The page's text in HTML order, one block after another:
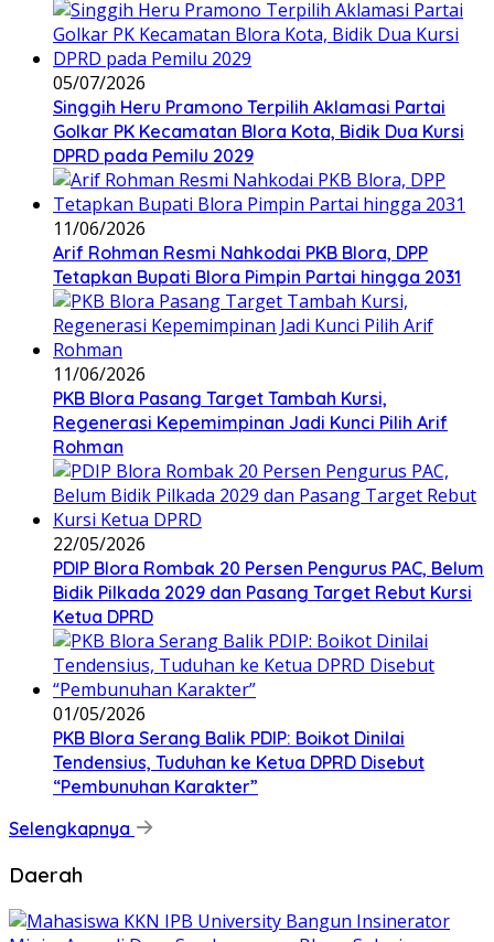
05/07/2026
Singgih Heru Pramono Terpilih Aklamasi Partai
Golkar PK Kecamatan Blora Kota, Bidik Dua Kursi
DPRD pada Pemilu 2029
11/06/2026
Arif Rohman Resmi Nahkodai PKB Blora, DPP
Tetapkan Bupati Blora Pimpin Partai hingga 2031
11/06/2026
PKB Blora Pasang Target Tambah Kursi,
Regenerasi Kepemimpinan Jadi Kunci Pilih Arif
Rohman
22/05/2026
PDIP Blora Rombak 20 Persen Pengurus PAC, Belum
Bidik Pilkada 2029 dan Pasang Target Rebut Kursi
Ketua DPRD
01/05/2026
PKB Blora Serang Balik PDIP: Boikot Dinilai
Tendensius, Tuduhan ke Ketua DPRD Disebut
“Pembunuhan Karakter”
Selengkapnya
Daerah